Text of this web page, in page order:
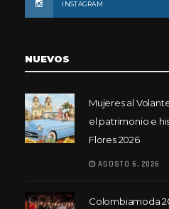
INSTAGRAM
NUEVOS
Mujeres al
el patrimonio e
Flores 2026
AGOSTO 6, 2026
Colombiamoda